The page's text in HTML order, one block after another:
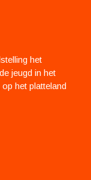
het
jeugd in het
het platteland